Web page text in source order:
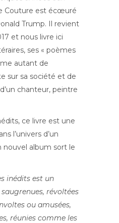
Couture est écœuré
Trump. Il revient
et nous livre ici
ses « poèmes
autant de
sur sa société et de
chanteur, peintre
ce livre est une
l’univers d’un
nouvel album sort le
inédits est un
révoltées
ou amusées,
réunies comme les